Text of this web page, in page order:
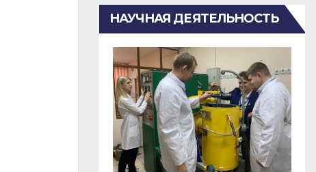
НАУЧНАЯ ДЕЯТЕЛЬНОСТЬ